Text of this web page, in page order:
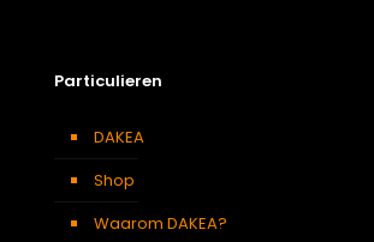
Particulieren
DAKEA
Shop
Waarom DAKEA?